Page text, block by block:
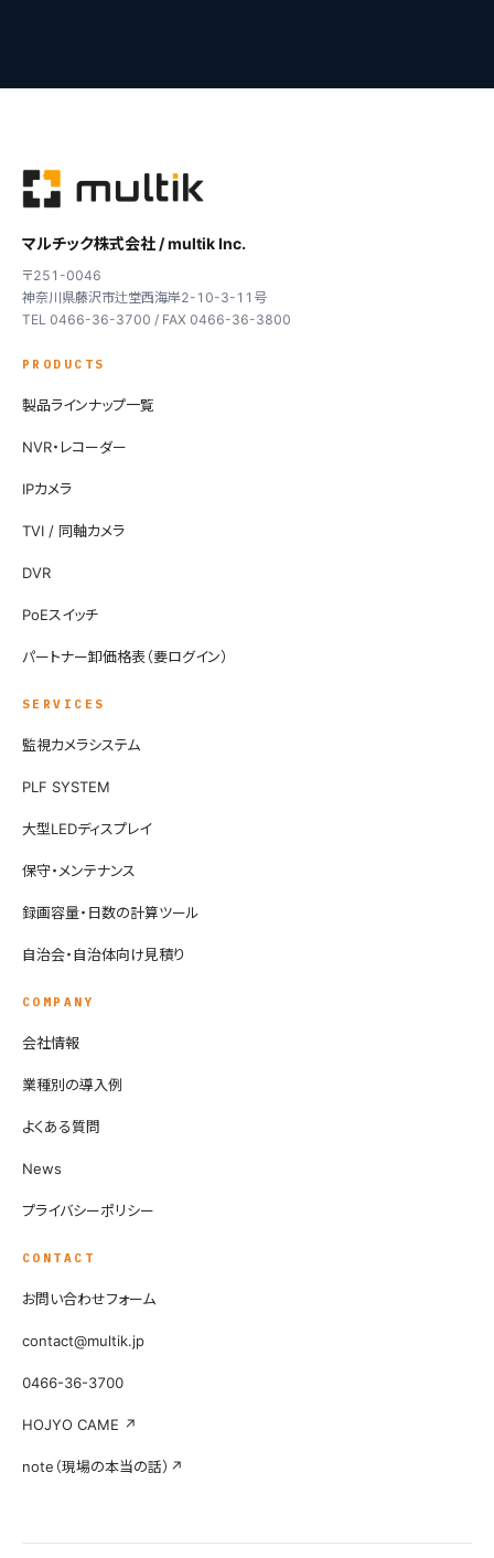
マルチック株式会社 / multik Inc.
〒251-0046
神奈川県藤沢市辻堂西海岸2-10-3-11号
TEL 0466-36-3700 / FAX 0466-36-3800
PRODUCTS
製品ラインナップ一覧
NVR・レコーダー
IPカメラ
TVI / 同軸カメラ
DVR
PoEスイッチ
パートナー卸価格表（要ログイン）
SERVICES
監視カメラシステム
PLF SYSTEM
大型LEDディスプレイ
保守・メンテナンス
録画容量・日数の計算ツール
自治会・自治体向け見積り
COMPANY
会社情報
業種別の導入例
よくある質問
News
プライバシーポリシー
CONTACT
お問い合わせフォーム
contact@multik.jp
0466-36-3700
HOJYO CAME ↗
note（現場の本当の話）↗